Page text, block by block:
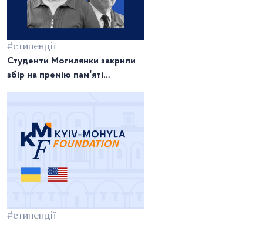
#стипендії
Студенти Могилянки закрили
збір на премію памʼяті
#стипендії